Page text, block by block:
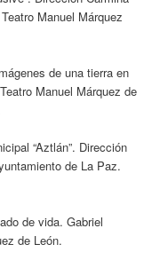
Manuel Márquez
de una tierra en
Manuel Márquez de
“Aztlán”. Dirección
de La Paz.
de vida. Gabriel
de León.